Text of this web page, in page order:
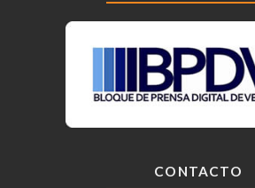
CONTACTO